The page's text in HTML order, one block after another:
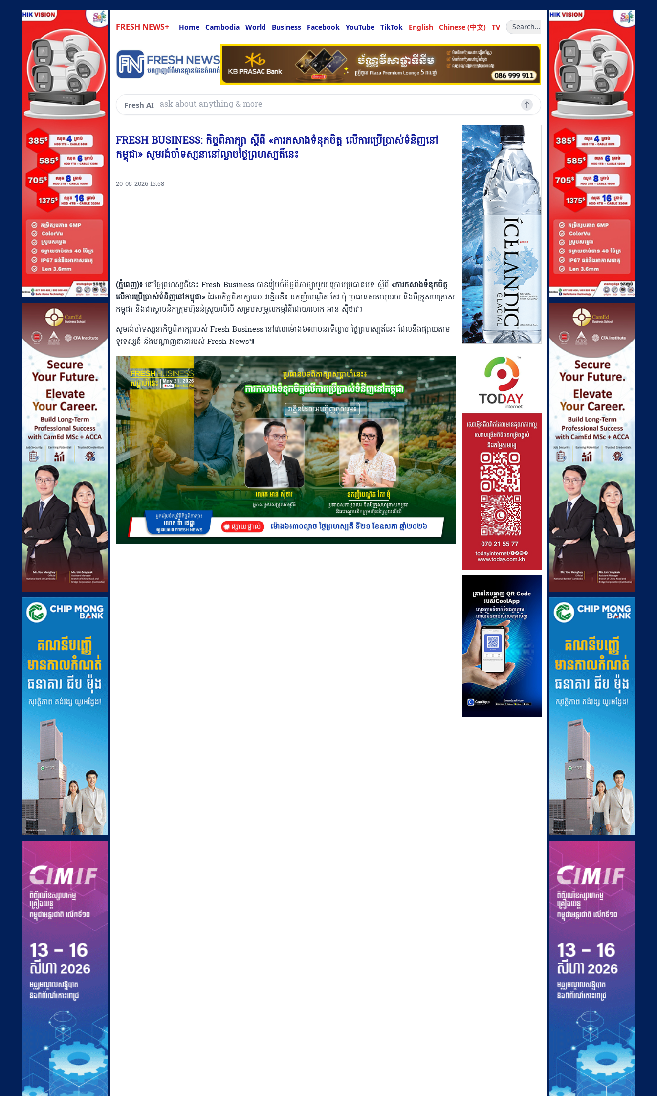
FRESH NEWS+ Home Cambodia World Business Facebook YouTube TikTok English Chinese (中文) TV Search...
Fresh AI ask about anything & more
FRESH BUSINESS: កិច្ចពិភាក្សា ស្តីពី «ការ​កសាង​ទំនុកចិត្ត​ លើ​ការ​ប្រើប្រាស់​ទំនិញ​នៅ​
កម្ពុជា» សូមរង់ចាំទស្សនានៅល្ងាចថ្ងៃព្រហស្បតិ៍នេះ
20-05-2026 15:58
(ភ្នំពេញ)៖នៅថ្ងៃព្រហស្បតិ៍នេះ Fresh Business បានរៀបចំកិច្ចពិភាក្សាមួយ ក្រោមប្រធានបទ ស្តីពី «ការ​កសាង​ទំនុកចិត្ត​
លើ​ការ​ប្រើប្រាស់​ទំនិញ​នៅ​កម្ពុជា»ដែលកិច្ចពិភាក្សានេះ វាគ្មិនគឺ៖ ឧកញ៉ាបណ្ឌិត កែវ មុំ ប្រធានសភាមុខរបរ និងមីក្រូសហគ្រាស
កម្ពុជា និងជាស្ថាបនិកក្រុមហ៊ុននំស្រួយលីលី សម្របសម្រួលកម្មវិធីដោយលោក អាន ស៊ីថាវ។
សូមរង់ចាំទស្សនាកិច្ចពិភាក្សារបស់ Fresh Business នៅវេលាម៉ោង៦៖៣០នាទីល្ងាច ថ្ងៃព្រហស្បតិ៍នេះ ដែលនឹងផ្សាយតាម
ទូរទស្សន៍ និងបណ្តាញនានារបស់ Fresh News៕